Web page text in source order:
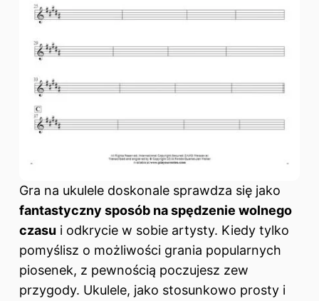
Gra na ukulele doskonale sprawdza się jako
fantastyczny sposób na spędzenie wolnego
czasu i odkrycie w sobie artysty. Kiedy tylko
pomyślisz o możliwości grania popularnych
piosenek, z pewnością poczujesz zew
przygody. Ukulele, jako stosunkowo prosty i